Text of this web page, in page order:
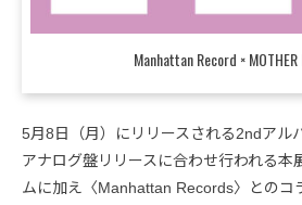
Manhattan Record × MOTHER
5月8日（月）にリリースされる2ndアル
アナログ盤リリースに合わせ行われる本
ムに加え〈Manhattan Records〉とのコ